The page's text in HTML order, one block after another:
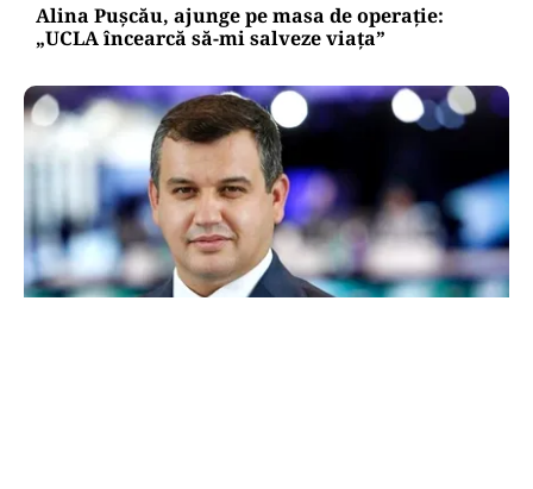
Alina Pușcău, ajunge pe masa de operație:
„UCLA încearcă să-mi salveze viața”